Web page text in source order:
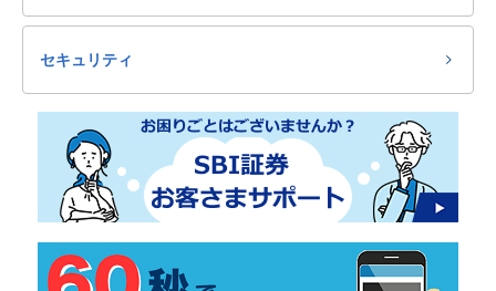
セキュリティ